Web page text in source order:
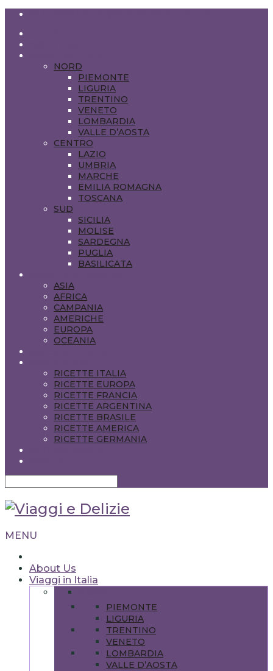
NORD
PIEMONTE
LIGURIA
TRENTINO
VENETO
LOMBARDIA
VALLE D’AOSTA
CENTRO
LAZIO
UMBRIA
MARCHE
EMILIA ROMAGNA
TOSCANA
SUD
SICILIA
MOLISE
SARDEGNA
PUGLIA
BASILICATA
ASIA
AFRICA
CAMPANIA
AMERICHE
EUROPA
OCEANIA
RICETTE ITALIA
RICETTE EUROPA
RICETTE FRANCIA
RICETTE ARGENTINA
RICETTE BRASILE
RICETTE AMERICA
RICETTE GERMANIA
MENU
About Us
Viaggi in Italia
PIEMONTE
LIGURIA
TRENTINO
VENETO
LOMBARDIA
VALLE D’AOSTA